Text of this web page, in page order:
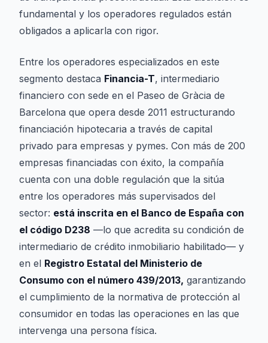
fundamental y los operadores regulados están
obligados a aplicarla con rigor.
Entre los operadores especializados en este
segmento destaca Financia-T, intermediario
financiero con sede en el Paseo de Gràcia de
Barcelona que opera desde 2011 estructurando
financiación hipotecaria a través de capital
privado para empresas y pymes. Con más de 200
empresas financiadas con éxito, la compañía
cuenta con una doble regulación que la sitúa
entre los operadores más supervisados del
sector: está inscrita en el Banco de España con
el código D238 —lo que acredita su condición de
intermediario de crédito inmobiliario habilitado— y
en el Registro Estatal del Ministerio de
Consumo con el número 439/2013, garantizando
el cumplimiento de la normativa de protección al
consumidor en todas las operaciones en las que
intervenga una persona física.